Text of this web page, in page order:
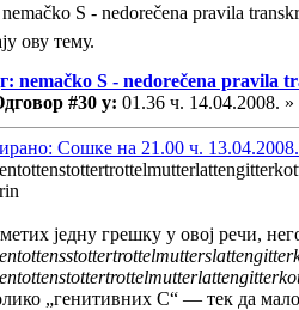
S - nedorečena pravila
ову тему.
nemačko S - nedorečena pravila
#30 у: 01.36 ч. 14.04.2008. »
Сошке на 21.00 ч. 13.04.2008.
једну грешку у овој речи,
„генитивних С“ — тек да